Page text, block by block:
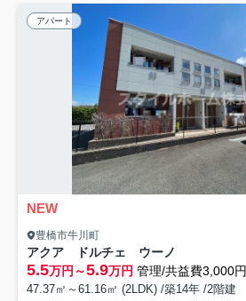
アパート
NEW
豊橋市牛川町
アクア ドルチェ ウーノ
5.5万円～5.9万円 管理/共益費3,000円
47.37㎡～61.16㎡ (2LDK) /築14年 /2階建